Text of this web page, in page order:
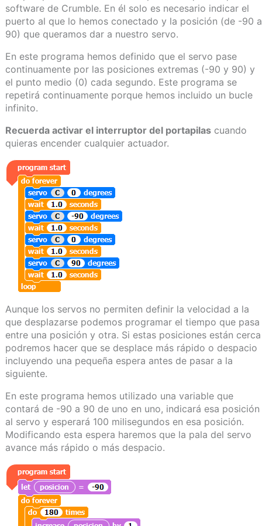
software de Crumble. En él solo es necesario indicar el
puerto al que lo hemos conectado y la posición (de -90 a
90) que queramos dar a nuestro servo.
En este programa hemos definido que el servo pase
continuamente por las posiciones extremas (-90 y 90) y
el punto medio (0) cada segundo. Este programa se
repetirá continuamente porque hemos incluido un bucle
infinito.
Recuerda activar el interruptor del portapilascuando
quieras encender cualquier actuador.
Aunque los servos no permiten definir la velocidad a la
que desplazarse podemos programar el tiempo que pasa
entre una posición y otra. Si estas posiciones están cerca
podremos hacer que se desplace más rápido o despacio
incluyendo una pequeña espera antes de pasar a la
siguiente.
En este programa hemos utilizado una variable que
contará de -90 a 90 de uno en uno, indicará esa posición
al servo y esperará 100 milisegundos en esa posición.
Modificando esta espera haremos que la pala del servo
avance más rápido o más despacio.